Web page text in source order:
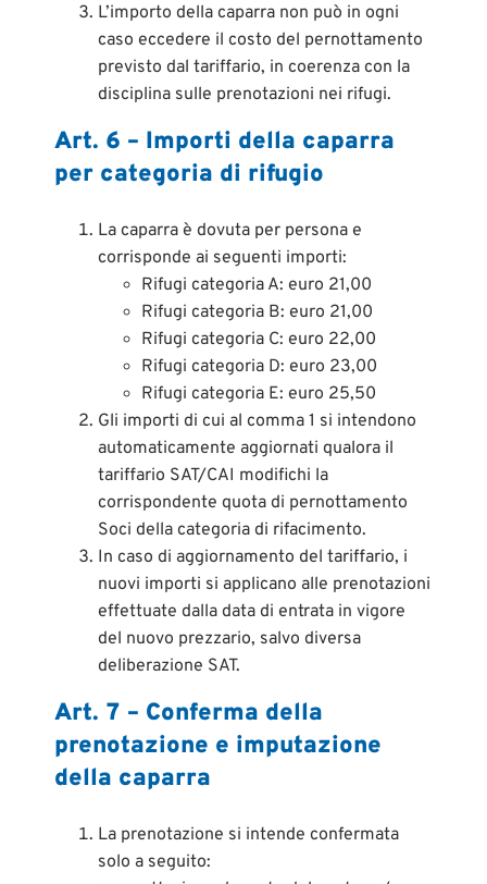
L’importo della caparra non può in ogni
caso eccedere il costo del pernottamento
previsto dal tariffario, in coerenza con la
disciplina sulle prenotazioni nei rifugi.
Art. 6 – Importi della caparra
per categoria di rifugio
La caparra è dovuta per persona e
corrisponde ai seguenti importi:
Rifugi categoria A: euro 21,00
Rifugi categoria B: euro 21,00
Rifugi categoria C: euro 22,00
Rifugi categoria D: euro 23,00
Rifugi categoria E: euro 25,50
Gli importi di cui al comma 1 si intendono
automaticamente aggiornati qualora il
tariffario SAT/CAI modifichi la
corrispondente quota di pernottamento
Soci della categoria di rifacimento.
In caso di aggiornamento del tariffario, i
nuovi importi si applicano alle prenotazioni
effettuate dalla data di entrata in vigore
del nuovo prezzario, salvo diversa
deliberazione SAT.
Art. 7 – Conferma della
prenotazione e imputazione
della caparra
La prenotazione si intende confermata
solo a seguito: